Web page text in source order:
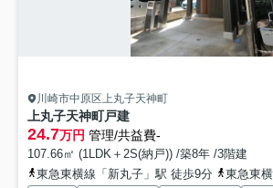
川崎市中原区上丸子天神町
上丸子天神町戸建
24.7万円 管理/共益費-
107.66㎡ (1LDK＋2S(納戸)) /築8年 /3階建
東急東横線「新丸子」駅 徒歩9分
東急東横線